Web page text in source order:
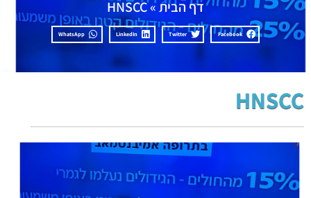
דף הבית»
HNSCC
Facebook
Twitter
LinkedIn
WhatsApp
HNSCC